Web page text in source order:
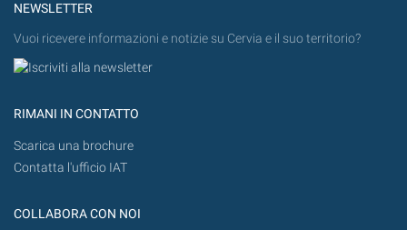
NEWSLETTER
Vuoi ricevere informazioni e notizie su Cervia e il suo territorio?
RIMANI IN CONTATTO
Scarica una brochure
Contatta l'ufficio IAT
COLLABORA CON NOI